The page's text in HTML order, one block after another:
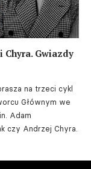
Chyra. Gwiazdy
na trzeci cykl
Głównym we
Adam
czy Andrzej Chyra.